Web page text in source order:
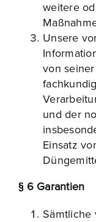
weitere
Unsere
von
und der
Einsatz
§ 6 Garantien
Sämtliche